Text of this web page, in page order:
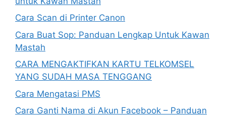
Cara Scan di Printer Canon
Cara Buat Sop: Panduan Lengkap Untuk Kawan
Mastah
CARA MENGAKTIFKAN KARTU TELKOMSEL
YANG SUDAH MASA TENGGANG
Cara Mengatasi PMS
Cara Ganti Nama di Akun Facebook – Panduan